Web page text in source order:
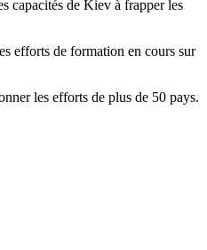
capacités de Kiev à frapper les
efforts de formation en cours sur
les efforts de plus de 50 pays.